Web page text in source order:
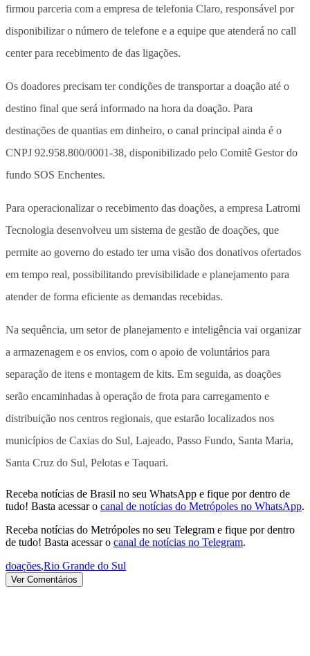
firmou parceria com a empresa de telefonia Claro, responsável por
disponibilizar o número de telefone e a equipe que atenderá no call
center para recebimento de das ligações.
Os doadores precisam ter condições de transportar a doação até o
destino final que será informado na hora da doação. Para
destinações de quantias em dinheiro, o canal principal ainda é o
CNPJ 92.958.800/0001-38, disponibilizado pelo Comitê Gestor do
fundo SOS Enchentes.
Para operacionalizar o recebimento das doações, a empresa Latromi
Tecnologia desenvolveu um sistema de gestão de doações, que
permite ao governo do estado ter uma visão dos donativos ofertados
em tempo real, possibilitando previsibilidade e planejamento para
atender de forma eficiente as demandas recebidas.
Na sequência, um setor de planejamento e inteligência vai organizar
a armazenagem e os envios, com o apoio de voluntários para
separação de itens e montagem de kits. Em seguida, as doações
serão encaminhadas à operação de frota para carregamento e
distribuição nos centros regionais, que estarão localizados nos
municípios de Caxias do Sul, Lajeado, Passo Fundo, Santa Maria,
Santa Cruz do Sul, Pelotas e Taquari.
Receba notícias de Brasil no seu WhatsApp e fique por dentro de
tudo! Basta acessar o canal de notícias do Metrópoles no WhatsApp.
Receba notícias do Metrópoles no seu Telegram e fique por dentro
de tudo! Basta acessar o canal de notícias no Telegram.
doações,Rio Grande do Sul
Ver Comentários